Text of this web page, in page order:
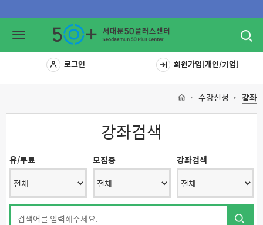
Toggle
로그인 회원가입[개인/기업]
수강신청 강좌
강좌검색
유/무료 모집중 강좌검색